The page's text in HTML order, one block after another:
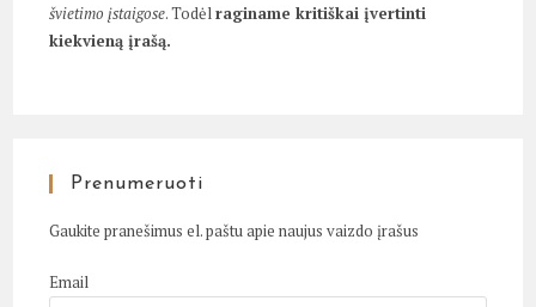
švietimo įstaigose. Todėlraginame kritiškai įvertinti
kiekvieną įrašą.
Prenumeruoti
Gaukite pranešimus el. paštu apie naujus vaizdo įrašus
Email